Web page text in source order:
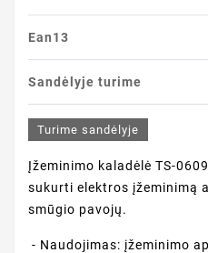
Ean13
Sandėlyje turime
Turime sandėlyje
Įžeminimo kaladėlė TS-
sukurti elektros įžeminimą
smūgio pavojų.
- Naudojimas: įžeminimo